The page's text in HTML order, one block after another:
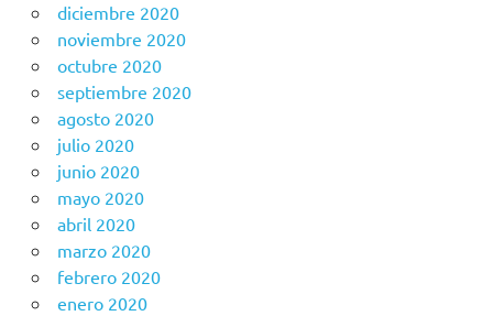
diciembre 2020
noviembre 2020
octubre 2020
septiembre 2020
agosto 2020
julio 2020
junio 2020
mayo 2020
abril 2020
marzo 2020
febrero 2020
enero 2020